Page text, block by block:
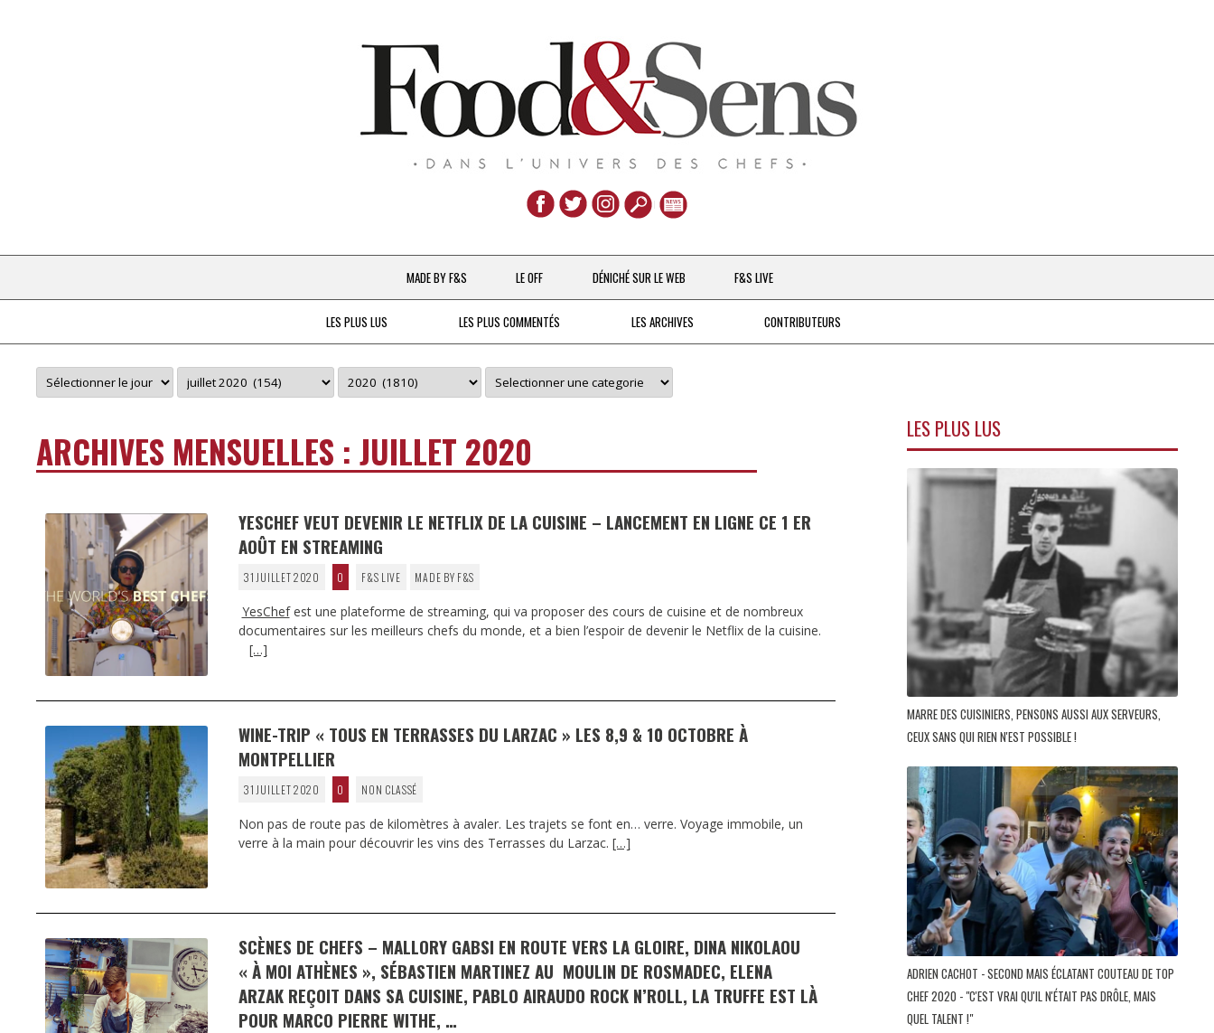
Aller
au
contenu
MADE BY F&S
CHEFS & ACTUALITÉS
À LA PETITE CUILLÈRE
V…DE VOYAGE
LE OFF DÉNICHÉ SUR LE WEB F&S LIVE
LES PLUS LUS LES PLUS COMMENTÉS LES ARCHIVES CONTRIBUTEURS
ARCHIVES MENSUELLES : JUILLET 2020
YESCHEF VEUT DEVENIR LE NETFLIX DE LA CUISINE – LANCEMENT EN LIGNE CE 1 ER
AOÛT EN STREAMING
31 JUILLET 2020 0 F&S LIVE MADE BY F&S
YesChefest une plateforme de streaming, qui va proposer des cours de cuisine et de nombreux
documentaires sur les meilleurs chefs du monde, et a bien l’espoir de devenir le Netflix de la cuisine.
[…]
WINE-TRIP « TOUS EN TERRASSES DU LARZAC » LES 8,9 & 10 OCTOBRE À
MONTPELLIER
31 JUILLET 2020 0 NON CLASSÉ
Non pas de route pas de kilomètres à avaler. Les trajets se font en… verre. Voyage immobile, un
verre à la main pour découvrir les vins des Terrasses du Larzac. […]
SCÈNES DE CHEFS – MALLORY GABSI EN ROUTE VERS LA GLOIRE, DINA NIKOLAOU
« À MOI ATHÈNES », SÉBASTIEN MARTINEZ AU MOULIN DE ROSMADEC, ELENA
ARZAK REÇOIT DANS SA CUISINE, PABLO AIRAUDO ROCK N’ROLL, LA TRUFFE EST LÀ
POUR MARCO PIERRE WITHE, …
LES PLUS LUS
MARRE DES CUISINIERS, PENSONS AUSSI AUX SERVEURS,
CEUX SANS QUI RIEN N'EST POSSIBLE !
ADRIEN CACHOT - SECOND MAIS ÉCLATANT COUTEAU DE TOP
CHEF 2020 - "C'EST VRAI QU'IL N'ÉTAIT PAS DRÔLE, MAIS
QUEL TALENT !"